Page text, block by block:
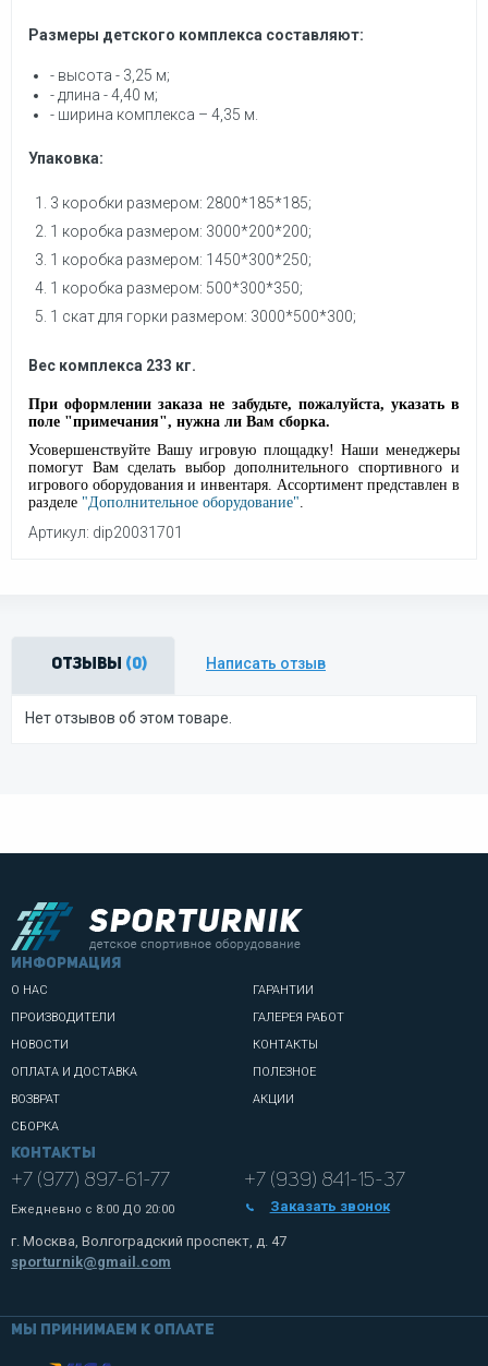
Размеры детского комплекса составляют:
- высота - 3,25 м;
- длина - 4,40 м;
- ширина комплекса – 4,35 м.
Упаковка:
3 коробки размером: 2800*185*185;
1 коробка размером: 3000*200*200;
1 коробка размером: 1450*300*250;
1 коробка размером: 500*300*350;
1 скат для горки размером: 3000*500*300;
Вес комплекса 233 кг.
При оформлении заказа не забудьте, пожалуйста, указать в
поле "примечания", нужна ли Вам сборка.
Усовершенствуйте Вашу игровую площадку! Наши менеджеры
помогут Вам сделать выбор дополнительного спортивного и
игрового оборудования и инвентаря. Ассортимент представлен в
разделе "Дополнительное оборудование".
Артикул: dip20031701
Отзывы (0) Написать отзыв
Нет отзывов об этом товаре.
информация
О НАС
ПРОИЗВОДИТЕЛИ
НОВОСТИ
ОПЛАТА И ДОСТАВКА
ВОЗВРАТ
СБОРКА
ГАРАНТИИ
ГАЛЕРЕЯ РАБОТ
КОНТАКТЫ
ПОЛЕЗНОЕ
АКЦИИ
Контакты
+7 (977) 897-61-77
Ежедневно с 8:00 ДО 20:00
+7 (939) 841-15-37
Заказать звонок
г. Москва, Волгоградский проспект, д. 47
sporturnik@gmail.com
Мы принимаем к оплате